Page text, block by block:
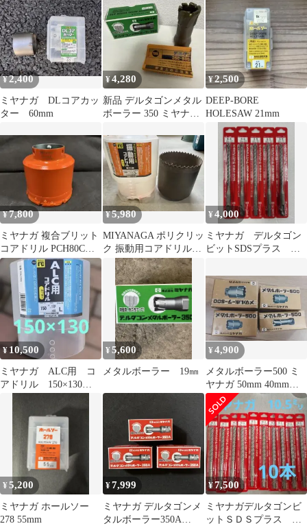
¥2,400
ミヤナガ DLコアカッ
ター 60mm
¥4,280
新品 デルタゴンメタル
ボーラー 350 ミヤナガ
¥2,500
DEEP-BORE
HOLESAW 21mm
¥7,800
ミヤナガ 複合ブリット
コアドリル PCH80C
φ80
¥5,980
MIYANAGA ポリクリッ
ク 振動用コアドリル
150mm
¥4,000
ミヤナガ デルタゴン
ビットSDSプラス デ
本セット
¥ 10,500
ミヤナガ ALC用 コ
アドリル 150×130
¥5,600
メタルボーラー 19㎜
¥4,900
メタルボーラー500 ミ
ヤナガ 50mm 40mm
35mm 30mm
¥5,200
ミヤナガ ホールソー
278 55mm
¥7,999
ミヤナガ デルタゴンメ
タルボーラー350A
¥7,500
ミヤナガデルタゴンビ
ットＳＤＳプラス